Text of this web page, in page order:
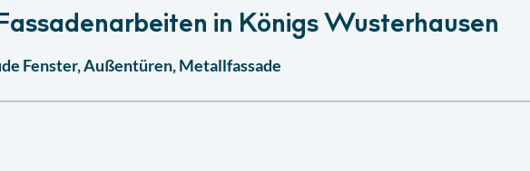
in Königs Wusterhausen
Fenster, Außentüren, Metallfassade